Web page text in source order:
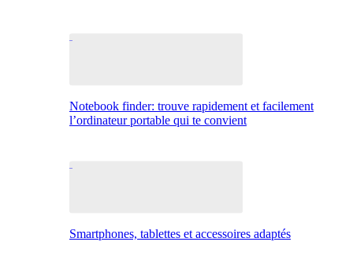
Notebook finder: trouve rapidement et facilement
l’ordinateur portable qui te convient
Smartphones, tablettes et accessoires adaptés